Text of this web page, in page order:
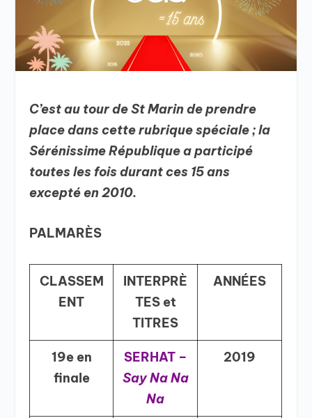
C’est au tour de St Marin de prendre
place dans cette rubrique spéciale ; la
Sérénissime République a participé
toutes les fois durant ces 15 ans
excepté en 2010.
PALMARÈS
CLASSEM
ENT
INTERPRÈ
TES et
TITRES
ANNÉES
19e en
finale
SERHAT –
Say Na Na
Na
2019